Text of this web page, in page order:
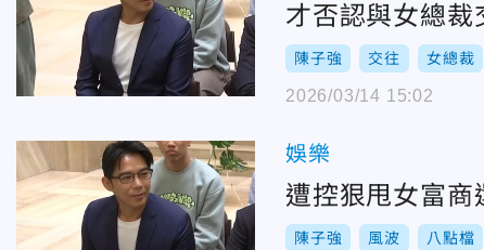
才否認與女總
陳子強 交往 女總裁
2026/03/14 15:02
娛樂
遭控狠甩女富
陳子強 風波 八點檔